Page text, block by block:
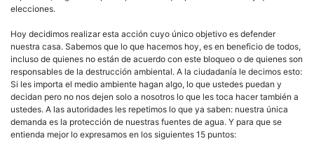
elecciones.
Hoy decidimos realizar esta acción cuyo único objetivo es defender
nuestra casa. Sabemos que lo que hacemos hoy, es en beneficio de todos,
incluso de quienes no están de acuerdo con este bloqueo o de quienes son
responsables de la destrucción ambiental. A la ciudadanía le decimos esto:
Si les importa el medio ambiente hagan algo, lo que ustedes puedan y
decidan pero no nos dejen solo a nosotros lo que les toca hacer también a
ustedes. A las autoridades les repetimos lo que ya saben: nuestra única
demanda es la protección de nuestras fuentes de agua. Y para que se
entienda mejor lo expresamos en los siguientes 15 puntos: